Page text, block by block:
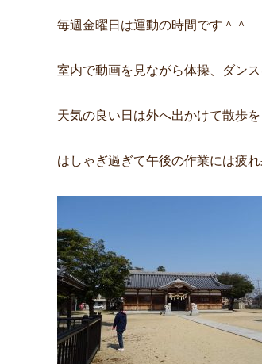
毎週金曜日は運動の時間です＾＾
室内で動画を見ながら体操、ダンス
天気の良い日は外へ出かけて散歩
はしゃぎ過ぎて午後の作業には疲